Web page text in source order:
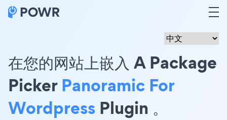
在您的网站上嵌入 A Package
PickerPanoramic For
Wordpress Plugin 。